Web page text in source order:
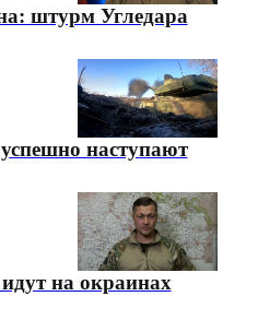
штурм Угледара
наступают
на окраинах